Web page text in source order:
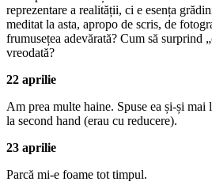
reprezentare a realității, ci e esența
meditat la asta, apropo de scris, de
frumusețea adevărată? Cum să surprind
vreodată?
22 aprilie
Am prea multe haine. Spuse ea și-și mai
la second hand (erau cu reducere).
23 aprilie
Parcă mi-e foame tot timpul.